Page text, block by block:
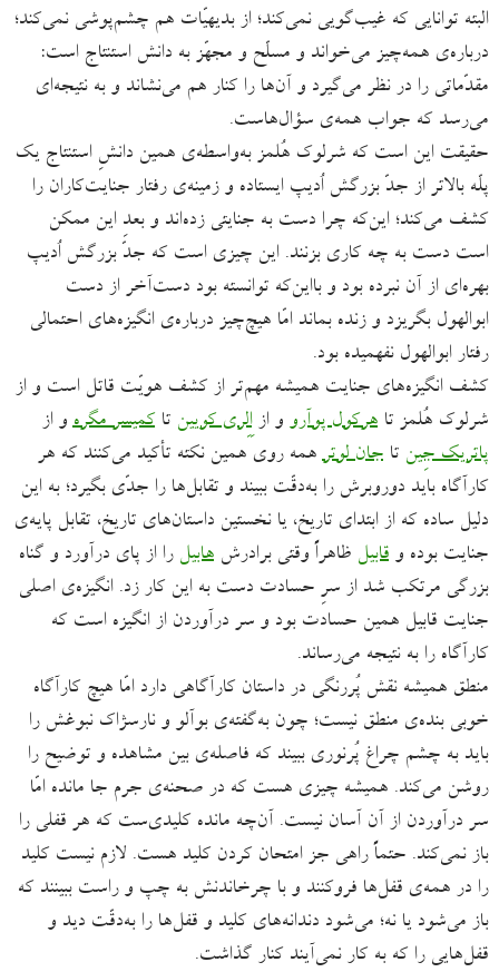
البته توانایی که غیب‌گویی نمی‌کند؛ از بدیهیّات هم چشم‌پوشی نمی‌کند؛
درباره‌ی همه‌چیز می‌خواند و مسلّح و مجهّز به دانش استنتاج است:
مقدّماتی را در نظر می‌گیرد و آن‌ها را کنار هم می‌نشاند و به نتیجه‌ای
می‌رسد که جواب همه‌ی سؤال‌هاست.
حقیقت این است که شرلوک هُلمز به‌واسطه‌ی همین دانشِ استنتاج یک
پلّه بالاتر از جدّ بزرگش اُدیپ ایستاده و زمینه‌ی رفتار جنایت‌کاران را
کشف می‌کند؛ این‌که چرا دست به جنایتی زده‌اند و بعدِ این ممکن
است دست به چه کاری بزنند. این چیزی است که جدّ بزرگش اُدیپ
بهره‌ای از آن نبرده بود و بااین‌که توانسته بود دست‌آخر از دست
ابوالهول بگریزد و زنده بماند امّا هیچ‌چیز درباره‌ی انگیزه‌های احتمالی
رفتار ابوالهول نفهمیده بود.
کشف انگیزه‌های جنایت همیشه مهم‌تر از کشف هویّت قاتل است و از
شرلوک هُلمز تا هرکول پوآرو و ازاِلِری کویین تا کمیسر مگره و از
پاتریک جِین تا جان لوتر همه روی همین نکته تأکید می‌کنند که هر
کارآگاه باید دوروبرش را به‌دقّت ببیند و تقابل‌ها را جدّی بگیرد؛ به این
دلیل ساده که از ابتدای تاریخ، یا نخستین داستان‌های تاریخ، تقابل‌ پایه‌ی
جنایت بوده و قابیل ظاهراً وقتی برادرش هابیل را از پای درآورد و گناه
بزرگی مرتکب شد از سرِ حسادت دست به این کار زد. انگیزه‌ی اصلی
جنایت قابیل همین حسادت بود و سر درآوردن از انگیزه است که
کارآگاه را به نتیجه می‌رساند.
منطق همیشه نقش پُررنگی در داستان کارآگاهی دارد امّا هیچ کارآگاه
خوبی بنده‌ی منطق نیست؛ چون به‌گفته‌ی بوآلو و نارسژاک نبوغش را
باید به چشم چراغ پُرنوری ببیند که فاصله‌ی بین مشاهده و توضیح را
روشن می‌کند. همیشه چیزی هست که در صحنه‌ی جرم جا مانده امّا
سر درآوردن از آن آسان نیست. آن‌چه مانده کلیدی‌ست که هر قفلی را
باز نمی‌کند. حتماً راهی جز امتحان کردن کلید هست. لازم نیست کلید
را در همه‌ی قفل‌ها فروکنند و با چرخاندنش به چپ و راست ببینند که
باز می‌شود یا نه؛ می‌شود دندانه‌های کلید و قفل‌ها را به‌دقّت دید و
قفل‌هایی را که به کار نمی‌آیند کنار گذاشت.